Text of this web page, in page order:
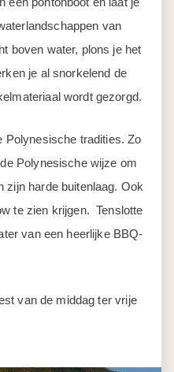
Polynesische tradities. Zo
Polynesische wijze om
zijn harde buitenlaag. Ook
te zien krijgen. Tenslotte
van de middag ter vrije